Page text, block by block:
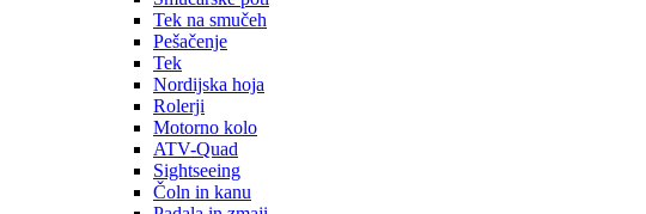
Tek na smučeh
Pešačenje
Tek
Nordijska hoja
Rolerji
Motorno kolo
ATV-Quad
Sightseeing
Čoln in kanu